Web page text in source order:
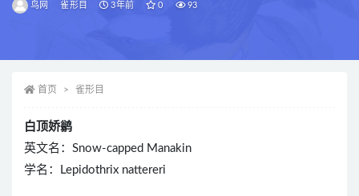
鸟网 雀形目 3年前 0 93
首页 雀形目
白顶娇鹟
英文名：Snow-capped Manakin
学名：Lepidothrix nattereri